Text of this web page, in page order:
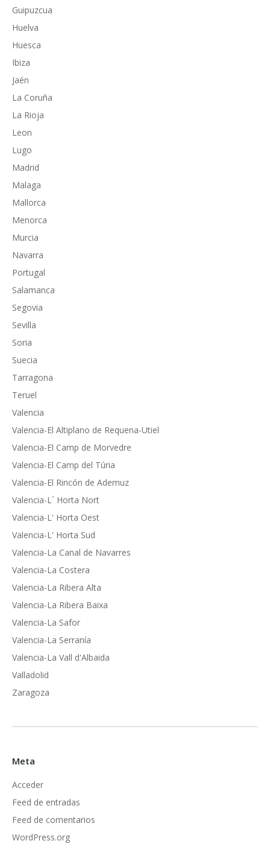
Guipuzcua
Huelva
Huesca
Ibiza
Jaén
La Coruña
La Rioja
Leon
Lugo
Madrid
Malaga
Mallorca
Menorca
Murcia
Navarra
Portugal
Salamanca
Segovia
Sevilla
Soria
Suecia
Tarragona
Teruel
Valencia
Valencia-El Altiplano de Requena-Utiel
Valencia-El Camp de Morvedre
Valencia-El Camp del Túria
Valencia-El Rincón de Ademuz
Valencia-L´ Horta Nort
Valencia-L' Horta Oest
Valencia-L' Horta Sud
Valencia-La Canal de Navarres
Valencia-La Costera
Valencia-La Ribera Alta
Valencia-La Ribera Baixa
Valencia-La Safor
Valencia-La Serranía
Valencia-La Vall d'Albaida
Valladolid
Zaragoza
Meta
Acceder
Feed de entradas
Feed de comentarios
WordPress.org